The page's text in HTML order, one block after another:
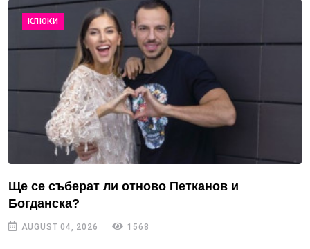
КЛЮКИ
Ще се съберат ли отново Петканов и
Богданска?
AUGUST 04, 2026 1568